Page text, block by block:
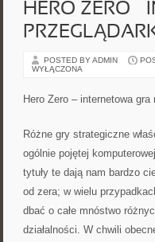
HERO ZERO –
POSTED BY ADMIN
WYŁĄCZONA
Hero Zero – internetowa gra
Różne gry strategiczne
ogólnie pojętej
tytuły te dają nam bardzo
od zera; w wielu
dbać o całe mnóstwo
działalności. W chwili